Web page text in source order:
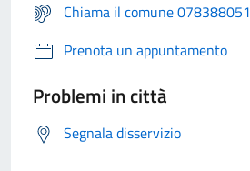
Chiama il comune 078388051
Prenota un appuntamento
Problemi in città
Segnala disservizio